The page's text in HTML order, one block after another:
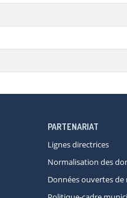
PARTENARIAT
Lignes directrices
Normalisation des
Données ouvertes de